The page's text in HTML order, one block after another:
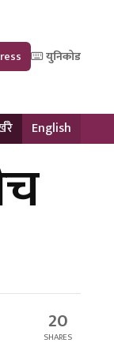
युनिकोड
English
20
SHARES